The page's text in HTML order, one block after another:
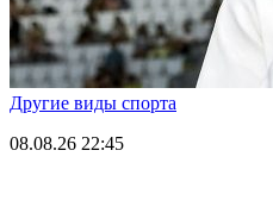
Другие виды спорта
08.08.26 22:45